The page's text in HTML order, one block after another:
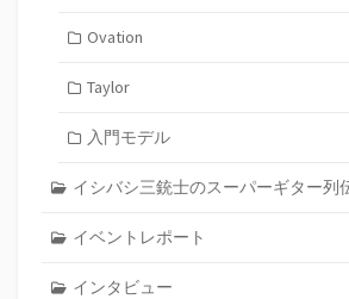
Ovation
Taylor
入門モデル
イシバシ三銃士のスーパーギター列
イベントレポート
インタビュー